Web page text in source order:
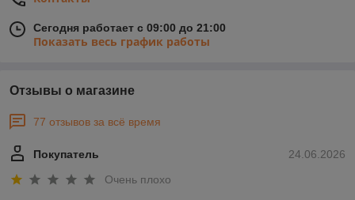
Сегодня работает с 09:00 до 21:00
Показать весь график работы
Отзывы о магазине
77 отзывов за всё время
24.06.2026
Покупатель
Очень плохо